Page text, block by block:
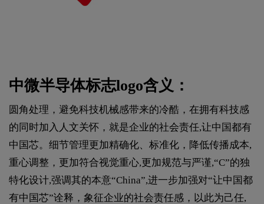
中微半导体标志logo含义：
圆角处理，避免科技机械感带来的冷酷，在拥有科技感
的同时加入人文关怀，就是企业的社会责任,让中国都有
中国芯。细节管理更加精确化、标准化，降低传播成本,
重心调整，更加符合视觉重心,更加规范与严谨,“C”的独
特化设计,强调其的本意“China”,进一步加强对“让中国都
有中国芯”诠释，象征企业的社会责任感，以此为己任,